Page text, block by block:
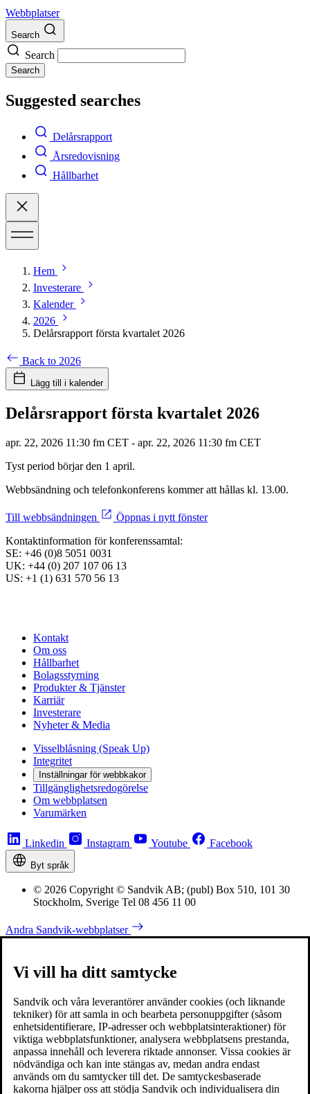
Webbplatser
Search
Search
Search
Suggested searches
Delårsrapport
Årsredovisning
Hållbarhet
Hem
Investerare
Kalender
2026
Delårsrapport första kvartalet 2026
Back to 2026
Lägg till i kalender
Delårsrapport första kvartalet 2026
apr. 22, 2026 11:30 fm CET - apr. 22, 2026 11:30 fm CET
Tyst period börjar den 1 april.
Webbsändning och telefonkonferens kommer att hållas kl. 13.00.
Till webbsändningen
Öppnas i nytt fönster
Kontaktinformation för konferenssamtal:
SE: +46 (0)8 5051 0031
UK: +44 (0) 207 107 06 13
US: +1 (1) 631 570 56 13
Kontakt
Om oss
Hållbarhet
Bolagsstyrning
Produkter & Tjänster
Karriär
Investerare
Nyheter & Media
Visselblåsning (Speak Up)
Integritet
Inställningar för webbkakor
Tillgänglighetsredogörelse
Om webbplatsen
Varumärken
Linkedin Instagram Youtube Facebook
Byt språk
© 2026 Copyright © Sandvik AB; (publ) Box 510, 101 30
Stockholm, Sverige Tel 08 456 11 00
Andra Sandvik-webbplatser
Vi vill ha ditt samtycke
Sandvik och våra leverantörer använder cookies (och liknande
tekniker) för att samla in och bearbeta personuppgifter (såsom
enhetsidentifierare, IP-adresser och webbplatsinteraktioner) för
viktiga webbplatsfunktioner, analysera webbplatsens prestanda,
anpassa innehåll och leverera riktade annonser. Vissa cookies är
nödvändiga och kan inte stängas av, medan andra endast
används om du samtycker till det. De samtyckesbaserade
kakorna hjälper oss att stödja Sandvik och individualisera din